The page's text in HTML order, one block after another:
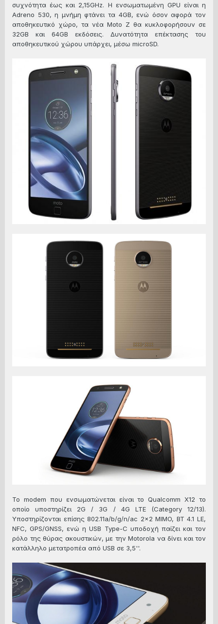
συχνότητα έως και 2,15GHz. Η ενσωματωμένη GPU είναι η
Adreno 530, η μνήμη φτάνει τα 4GB, ενώ όσον αφορά τον
αποθηκευτικό χώρο, τα νέα Moto Z θα κυκλοφορήσουν σε
32GB και 64GB εκδόσεις. Δυνατότητα επέκτασης του
αποθηκευτικού χώρου υπάρχει, μέσω microSD.
Το modem που ενσωματώνεται είναι το Qualcomm X12 το
οποίο υποστηρίζει 2G / 3G / 4G LTE (Category 12/13).
Υποστηρίζονται επίσης 802.11a/b/g/n/ac 2x2 MIMO, BT 4.1 LE,
NFC, GPS/GNSS, ενώ η USB Type-C υποδοχή παίζει και τον
ρόλο της θύρας ακουστικών, με την Motorola να δίνει και τον
κατάλληλο μετατροπέα από USB σε 3,5''.